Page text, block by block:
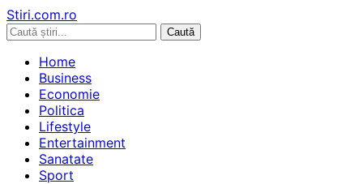
Stiri.com.ro
Caută
Home
Business
Economie
Politica
Lifestyle
Entertainment
Sanatate
Sport